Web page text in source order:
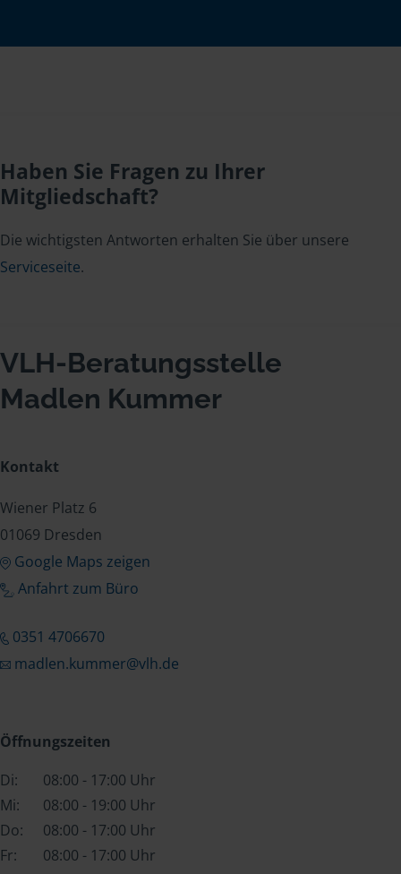
Haben Sie Fragen zu Ihrer
Mitgliedschaft?
Die wichtigsten Antworten erhalten Sie über unsere
Serviceseite.
VLH-Beratungsstelle
Madlen Kummer
Kontakt
Wiener Platz 6
01069 Dresden
Google Maps zeigen
Anfahrt zum Büro
0351 4706670
madlen.kummer@vlh.de
Öffnungszeiten
Di:
08:00 - 17:00 Uhr
Mi:
08:00 - 19:00 Uhr
Do:
08:00 - 17:00 Uhr
Fr:
08:00 - 17:00 Uhr